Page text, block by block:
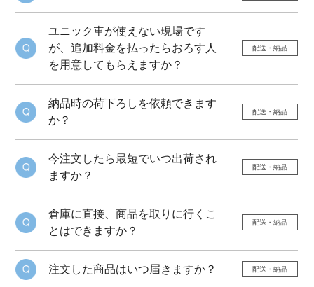
ユニック車が使えない現場です
が、追加料金を払ったらおろす人
を用意してもらえますか？
配送・納品
納品時の荷下ろしを依頼できます
か？
配送・納品
今注文したら最短でいつ出荷され
ますか？
配送・納品
倉庫に直接、商品を取りに行くこ
とはできますか？
配送・納品
注文した商品はいつ届きますか？ 配送・納品